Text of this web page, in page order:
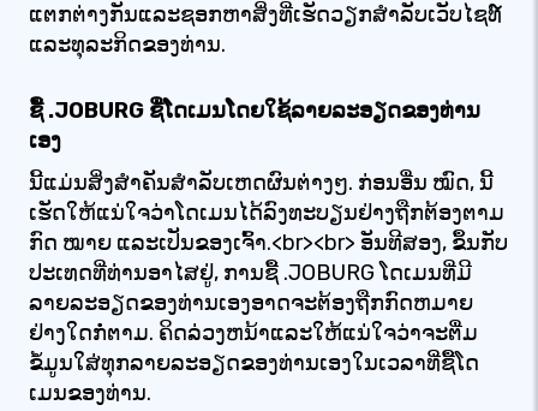
ແຕກຕ່າງກັນແລະຊອກຫາສິ່ງທີ່ເຮັດວຽກສໍາລັບເວັບໄຊທ໌
ແລະທຸລະກິດຂອງທ່ານ.
ຊື້ .JOBURG ຊື່ໂດເມນໂດຍໃຊ້ລາຍລະອຽດຂອງທ່ານ
ເອງ
ນີ້ແມ່ນສິ່ງສໍາຄັນສໍາລັບເຫດຜົນຕ່າງໆ. ກ່ອນອື່ນ ໝົດ, ນີ້
ເຮັດໃຫ້ແນ່ໃຈວ່າໂດເມນໄດ້ລົງທະບຽນຢ່າງຖືກຕ້ອງຕາມ
ກົດ ໝາຍ ແລະເປັນຂອງເຈົ້າ.<br><br> ອັນທີສອງ, ຂຶ້ນກັບ
ປະເທດທີ່ທ່ານອາໄສຢູ່, ການຊື້ .JOBURG ໂດເມນທີ່ມີ
ລາຍລະອຽດຂອງທ່ານເອງອາດຈະຕ້ອງຖືກກົດຫມາຍ
ຢ່າງໃດກໍ່ຕາມ. ຄິດລ່ວງຫນ້າແລະໃຫ້ແນ່ໃຈວ່າຈະຕື່ມ
ຂໍ້ມູນໃສ່ທຸກລາຍລະອຽດຂອງທ່ານເອງໃນເວລາທີ່ຊື້ໂດ
ເມນຂອງທ່ານ.